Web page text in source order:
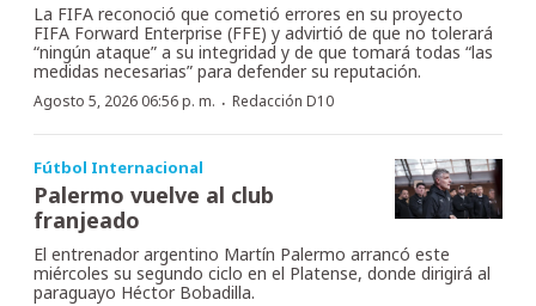
La FIFA reconoció que cometió errores en su proyecto
FIFA Forward Enterprise (FFE) y advirtió de que no tolerará
“ningún ataque” a su integridad y de que tomará todas “las
medidas necesarias” para defender su reputación.
Agosto 5, 2026 06:56 p. m. · Redacción D10
Fútbol Internacional
Palermo vuelve al club
franjeado
El entrenador argentino Martín Palermo arrancó este
miércoles su segundo ciclo en el Platense, donde dirigirá al
paraguayo Héctor Bobadilla.